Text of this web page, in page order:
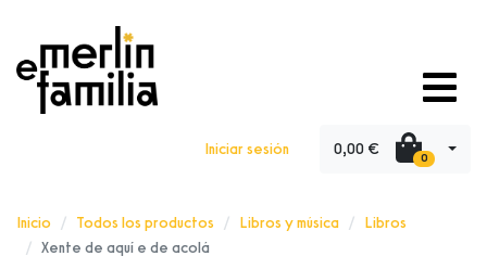
Iniciar sesión 0,00 € 0
Inicio Todos los productos Libros y música
Libros
Xente de aquí e de acolá